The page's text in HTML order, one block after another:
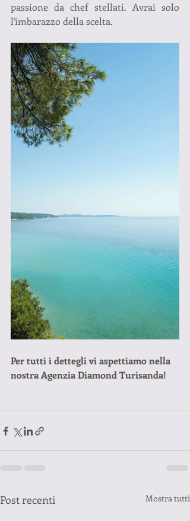
passione da chef stellati. Avrai solo
l'imbarazzo della scelta.
Per tutti i dettegli vi aspettiamo nella
nostra Agenzia Diamond Turisanda!
Post recenti Mostra tutti